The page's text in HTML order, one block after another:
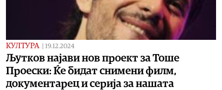
КУЛТУРА 19.12.2024
Љутков најави нов проект за Тоше
Проески: Ќе бидат снимени филм,
документарец и серија за нашата